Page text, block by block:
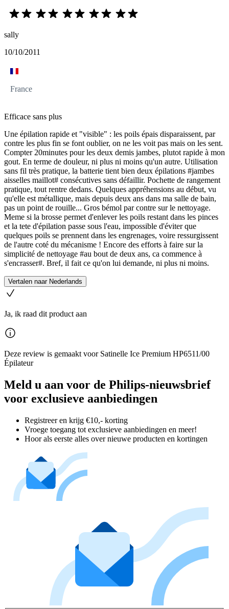
sally
10/10/2011
France
Efficace sans plus
Une épilation rapide et "visible" : les poils épais disparaissent, par
contre les plus fin se font oublier, on ne les voit pas mais on les sent.
Compter 20minutes pour les deux demis jambes, plutot rapide à mon
gout. En terme de douleur, ni plus ni moins qu'un autre. Utilisation
sans fil très pratique, la batterie tient bien deux épilations #jambes
aisselles maillot# consécutives sans défaillir. Pochette de rangement
pratique, tout rentre dedans. Quelques appréhensions au début, vu
qu'elle est métallique, mais depuis deux ans dans ma salle de bain,
pas un point de rouille... Gros bémol par contre sur le nettoyage.
Meme si la brosse permet d'enlever les poils restant dans les pinces
et la tete d'épilation passe sous l'eau, impossible d'éviter que
quelques poils se prennent dans les engrenages, voire ressurgissent
de l'autre coté du mécanisme ! Encore des efforts à faire sur la
simplicité de nettoyage #au bout de deux ans, ca commence à
s'encrasser#. Bref, il fait ce qu'on lui demande, ni plus ni moins.
Vertalen naar Nederlands
Ja, ik raad dit product aan
Deze review is gemaakt voor Satinelle Ice Premium HP6511/00
Épilateur
Meld u aan voor de Philips-nieuwsbrief
voor exclusieve aanbiedingen
Registreer en krijg €10,- korting
Vroege toegang tot exclusieve aanbiedingen en meer!
Hoor als eerste alles over nieuwe producten en kortingen